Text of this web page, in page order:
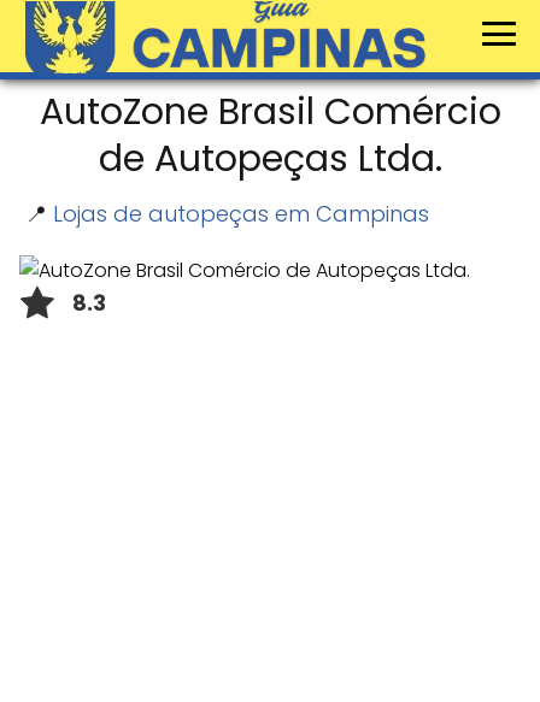
AutoZone Brasil Comércio
de Autopeças Ltda.
📍 Lojas de autopeças em Campinas
8.3